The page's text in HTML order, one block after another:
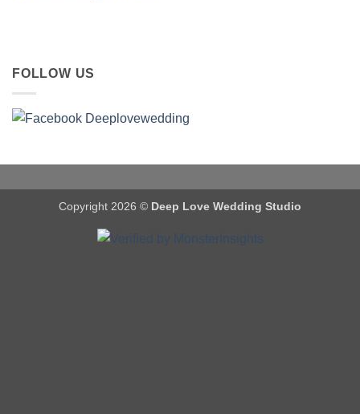
FOLLOW US
Copyright 2026 © Deep Love Wedding Studio